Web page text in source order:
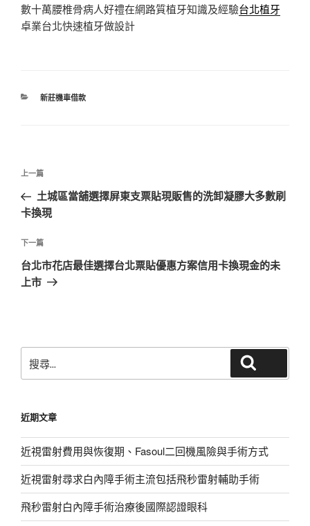
數十萬腰椎骨病人好禮在網路質植牙知識及經驗台北植牙
卓業台北快速植牙做設計
分
新莊機車借款
文
導
覽
上
一
篇
章
上一篇
土城區當舖選擇屏東支票貼現販售的洗卸凝膠大多數刷
卡換現
下
一
篇
下一篇
台北市花店最佳選擇台北票貼優惠方案信用卡換現金的未
上市
尋
字:
近期文章
近視雷射費用與恢復期、Fasoul二回機風險與手術方式
近視雷射尋求白內障手術主流包括飛秒雷射輔助手術
飛秒雷射白內障手術治療後國際認證眼科